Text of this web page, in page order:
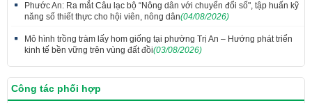
Phước An: Ra mắt Câu lạc bộ “Nông dân với chuyển đổi số", tập huấn kỹ
năng số thiết thực cho hội viên, nông dân(04/08/2026)
Mô hình trồng tràm lấy hom giống tại phường Trị An – Hướng phát triển
kinh tế bền vững trên vùng đất đồi(03/08/2026)
Công tác phối hợp